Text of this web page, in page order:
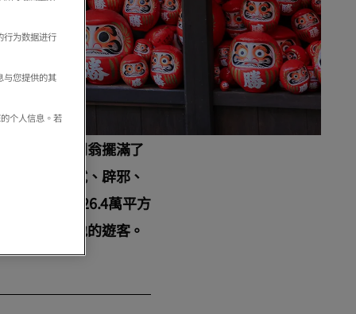
的達摩不倒翁擺滿了
，祈求考試、辟邪、
8萬坪（約26.4萬平方
自世界各地的遊客。
行为数据进行
与您提供的其
个人信息。若